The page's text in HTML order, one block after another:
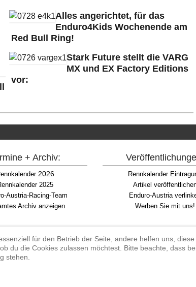
Alles angerichtet, für das
Enduro4Kids Wochenende am
Red Bull Ring!
Stark Future stellt die VARG
MX und EX Factory Editions
vor:
+ Archiv:
2026
2025
Austria-Racing-Team
Archiv anzeigen
Rennkalender
Artikel
Enduro-Austria
Werben Sie mit uns!
Begriff "Enduro" auf Wikipedia
#enduroaustria, #wirlebenenduro #enduroaustriaracingteam
Endurocross, Endurotraining, Endurotouren,
für den Betrieb der Seite, andere helfen uns,
du die Cookies zulassen möchtest. Bitte beachte, dass
stehen.